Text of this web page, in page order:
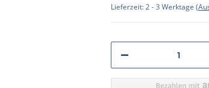
Lieferzeit:2 - 3 Werktage